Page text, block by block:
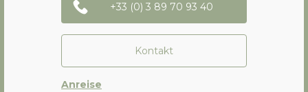
+33 (0) 3 89 70 93 40
Kontakt
Anreise